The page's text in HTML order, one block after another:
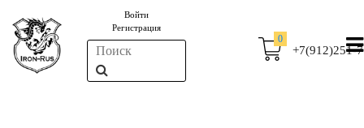
Войти
Регистрация
0
+7(912)251-